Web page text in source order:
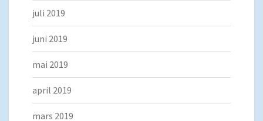
juli 2019
juni 2019
mai 2019
april 2019
mars 2019